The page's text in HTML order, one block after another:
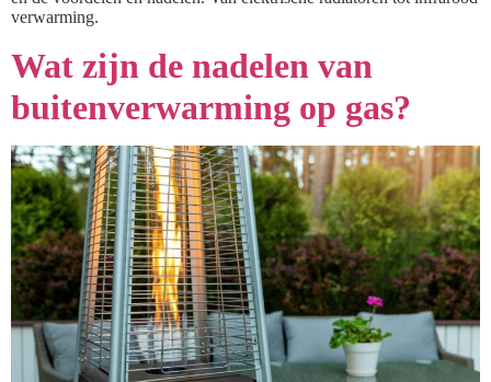
verwarming.
Wat zijn de nadelen van
buitenverwarming op gas?